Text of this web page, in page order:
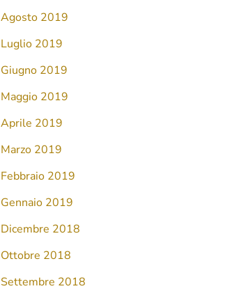
Agosto 2019
Luglio 2019
Giugno 2019
Maggio 2019
Aprile 2019
Marzo 2019
Febbraio 2019
Gennaio 2019
Dicembre 2018
Ottobre 2018
Settembre 2018